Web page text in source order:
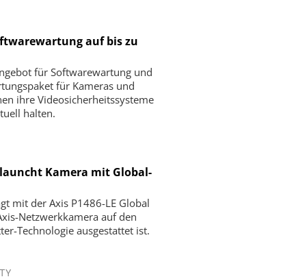
auf bis zu
für Softwarewartung und
für Kameras und
ihre Videosicherheitssysteme
halten.
Kamera mit Global-
mit der Axis P1486-LE Global
Netzwerkkamera auf den
Technologie ausgestattet ist.